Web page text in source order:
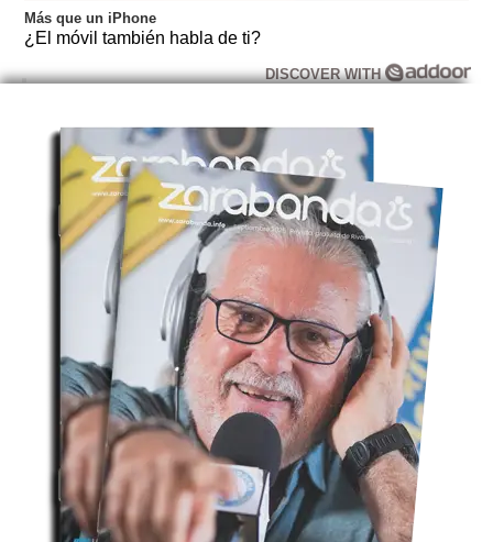
Más que un iPhone
¿El móvil también habla de ti?
DISCOVER WITH